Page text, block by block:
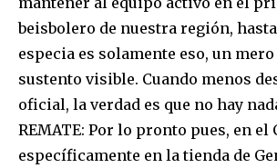
beisbolero de nuestra región,
especia es solamente eso, un
sustento visible. Cuando menos
oficial, la verdad es que no hay
REMATE: Por lo pronto pues, en el
específicamente en la tienda de